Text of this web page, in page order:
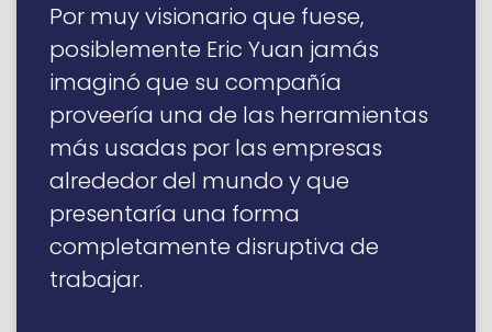
Por muy visionario que fuese,
posiblemente Eric Yuan jamás
imaginó que su compañía
proveería una de las herramientas
más usadas por las empresas
alrededor del mundo y que
presentaría una forma
completamente disruptiva de
trabajar.